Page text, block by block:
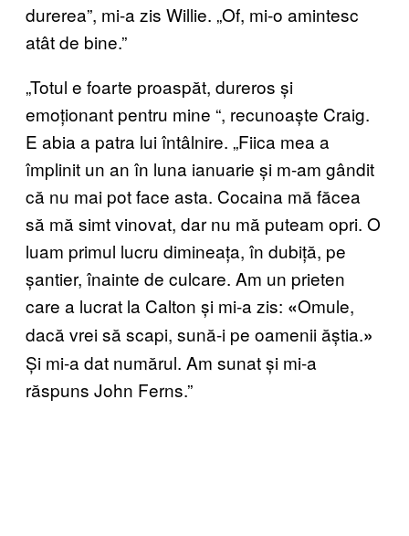
durerea”, mi-a zis Willie. „Of, mi-o amintesc
atât de bine.”
„Totul e foarte proaspăt, dureros și
emoționant pentru mine “, recunoaște Craig.
E abia a patra lui întâlnire. „Fiica mea a
împlinit un an în luna ianuarie și m-am gândit
că nu mai pot face asta. Cocaina mă făcea
să mă simt vinovat, dar nu mă puteam opri. O
luam primul lucru dimineața, în dubiță, pe
șantier, înainte de culcare. Am un prieten
care a lucrat la Calton și mi-a zis: «Omule,
dacă vrei să scapi, sună-i pe oamenii ăștia.»
Și mi-a dat numărul. Am sunat și mi-a
răspuns John Ferns.”